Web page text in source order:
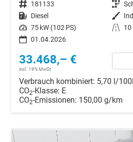
Fahrzeugnr. 181133 Getriebe
Kraftstoff Diesel Außenfarbe
Leistung 75 kW (102 PS) Kilometerstand
10
01.04.2026
33.468,– €
incl. 19% MwSt.
Verbrauch kombiniert: 5,70 l/
CO2-Klasse: E
CO2-Emissionen: 150,00 g/km